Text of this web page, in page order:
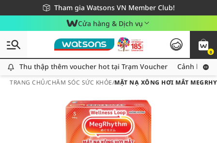
Tham gia Watsons VN Member Club!
Miễn phí giao hàng cho đơn hàng từ 249,000Đ
Giao hàng nhanh 24h - Áp dụng khu vực TP. Hồ Chí Minh
Cửa hàng & Dịch vụ
0
Thu thập thêm voucher hot tại Trạm Voucher
Thu thập thêm voucher hot tại Trạm Voucher Cảnh báo
TRANG CHỦ/CHĂM SÓC SỨC KHỎE/MẶT NẠ XÔNG HƠI MẮT